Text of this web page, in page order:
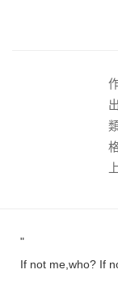
"
If not me,who? If